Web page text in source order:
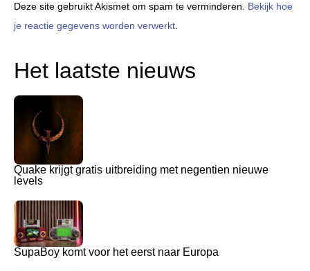
Deze site gebruikt Akismet om spam te verminderen. Bekijk hoe
je reactie gegevens worden verwerkt
Het laatste nieuws
Quake krijgt gratis uitbreiding met negentien nieuwe
levels
SupaBoy komt voor het eerst naar Europa